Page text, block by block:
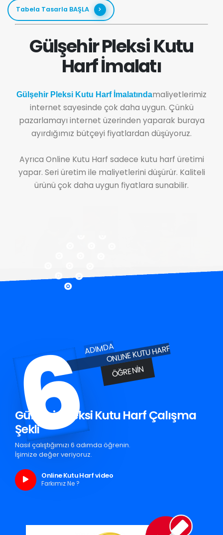
Tabela Tasarla BAŞLA
Gülşehir Pleksi Kutu
Harf İmalatı
Gülşehir Pleksi Kutu Harf İmalatındamaliyetlerimiz
internet sayesinde çok daha uygun. Çünkü
pazarlamayı internet üzerinden yaparak buraya
ayırdığımız bütçeyi fiyatlardan düşüyoruz.
Ayrıca Online Kutu Harf sadece kutu harf üretimi
yapar. Seri üretim ile maliyetlerini düşürür. Kaliteli
ürünü çok daha uygun fiyatlara sunabilir.
6ADIMDAONLINE KUTU HARF
ÖĞRENIN
Gülşehir Pleksi Kutu Harf Çalışma
Şekli
Nasıl çalıştığımızı 6 adımda öğrenin.
İşimize değer veriyoruz.
Online Kutu Harf video
Farkımız Ne ?